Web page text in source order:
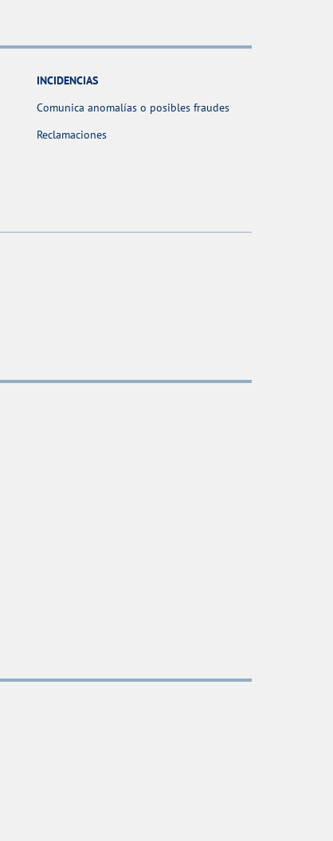
INCIDENCIAS
Comunica anomalías o posibles fraudes
Reclamaciones